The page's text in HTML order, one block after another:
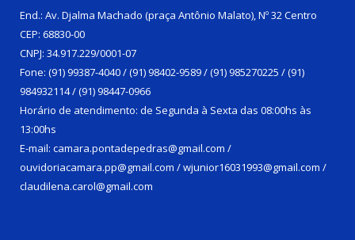
End.: Av. Djalma Machado (praça Antônio Malato), Nº 32 Centro
CEP: 68830-00
CNPJ: 34.917.229/0001-07
Fone: (91) 99387-4040 / (91) 98402-9589 / (91) 985270225 / (91)
984932114 / (91) 98447-0966
Horário de atendimento: de Segunda à Sexta das 08:00hs às
13:00hs
E-mail: camara.pontadepedras@gmail.com /
ouvidoriacamara.pp@gmail.com / wjunior16031993@gmail.com /
claudilena.carol@gmail.com